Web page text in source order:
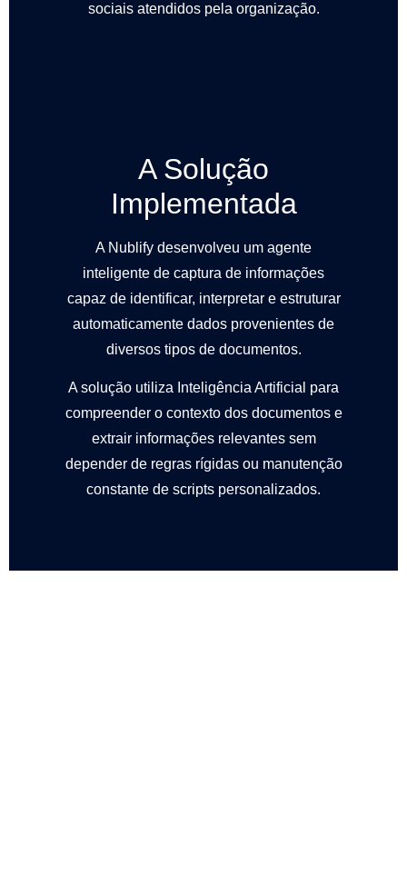
sociais atendidos pela organização.
A Solução
Implementada
A Nublify desenvolveu um agente
inteligente de captura de informações
capaz de identificar, interpretar e estruturar
automaticamente dados provenientes de
diversos tipos de documentos.
A solução utiliza Inteligência Artificial para
compreender o contexto dos documentos e
extrair informações relevantes sem
depender de regras rígidas ou manutenção
constante de scripts personalizados.